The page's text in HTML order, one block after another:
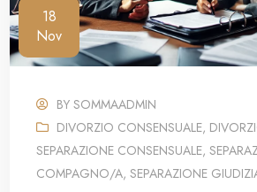
18
Nov
BYSOMMAADMIN
DIVORZIO CONSENSUALE,
SEPARAZIONE CONSENSUALE,
COMPAGNO/A,SEPARAZIONE